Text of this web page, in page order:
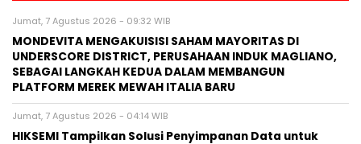
Jumat, 7 Agustus 2026 - 09:32 WIB
MONDEVITA MENGAKUISISI SAHAM MAYORITAS DI
UNDERSCORE DISTRICT, PERUSAHAAN INDUK MAGLIANO,
SEBAGAI LANGKAH KEDUA DALAM MEMBANGUN
PLATFORM MEREK MEWAH ITALIA BARU
Jumat, 7 Agustus 2026 - 04:14 WIB
HIKSEMI Tampilkan Solusi Penyimpanan Data untuk